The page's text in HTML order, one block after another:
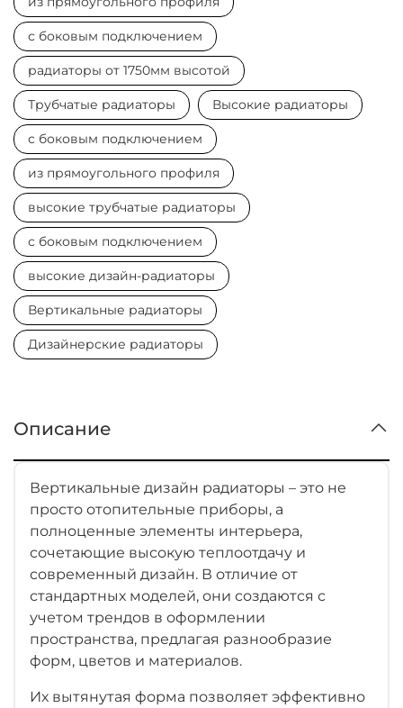
с боковым подключением
радиаторы от 1750мм высотой
Трубчатые радиаторы Высокие радиаторы
с боковым подключением
из прямоугольного профиля
высокие трубчатые радиаторы
с боковым подключением
высокие дизайн-радиаторы
Вертикальные радиаторы
Дизайнерские радиаторы
Описание
Вертикальные дизайн радиаторы – это не
просто отопительные приборы, а
полноценные элементы интерьера,
сочетающие высокую теплоотдачу и
современный дизайн. В отличие от
стандартных моделей, они создаются с
учетом трендов в оформлении
пространства, предлагая разнообразие
форм, цветов и материалов.
Их вытянутая форма позволяет эффективно